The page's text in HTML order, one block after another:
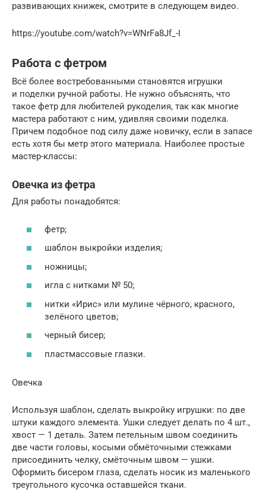
развивающих книжек, смотрите в следующем видео.
https://youtube.com/watch?v=WNrFa8Jf_-I
Работа с фетром
Всё более востребованными становятся игрушки
и поделки ручной работы. Не нужно объяснять, что
такое фетр для любителей рукоделия, так как многие
мастера работают с ним, удивляя своими поделка.
Причем подобное под силу даже новичку, если в запасе
есть хотя бы метр этого материала. Наиболее простые
мастер-классы:
Овечка из фетра
Для работы понадобятся:
фетр;
шаблон выкройки изделия;
ножницы;
игла с нитками № 50;
нитки «Ирис» или мулине чёрного, красного,
зелёного цветов;
черный бисер;
пластмассовые глазки.
Овечка
Используя шаблон, сделать выкройку игрушки: по две
штуки каждого элемента. Ушки следует делать по 4 шт.,
хвост — 1 деталь. Затем петельным швом соединить
две части головы, косыми обмёточными стежками
присоединить челку, смёточным швом — ушки.
Оформить бисером глаза, сделать носик из маленького
треугольного кусочка оставшейся ткани.